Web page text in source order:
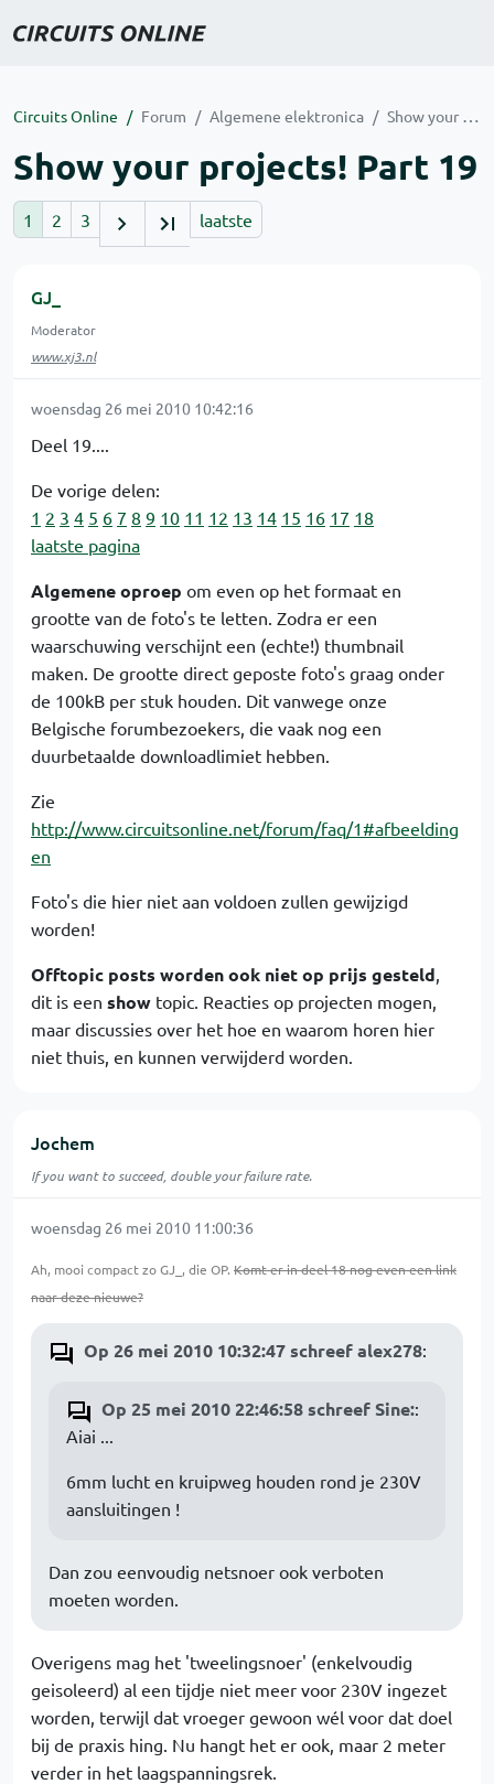
Circuits Online Forum Algemene elektronica Show your projects! Part 19
Show your projects! Part 19
1 2 3 laatste
GJ_
Moderator
www.xj3.nl
woensdag 26 mei 2010 10:42:16
Deel 19....
De vorige delen:
1 2 3 4 5 6 7 8 9 10 11 12 13 14 15 16 17 18
laatste pagina
Algemene oproep om even op het formaat en
grootte van de foto's te letten. Zodra er een
waarschuwing verschijnt een (echte!) thumbnail
maken. De grootte direct geposte foto's graag onder
de 100kB per stuk houden. Dit vanwege onze
Belgische forumbezoekers, die vaak nog een
duurbetaalde downloadlimiet hebben.
Zie
http://www.circuitsonline.net/forum/faq/1#afbeelding
en
Foto's die hier niet aan voldoen zullen gewijzigd
worden!
Offtopic posts worden ook niet op prijs gesteld,
dit is een show topic. Reacties op projecten mogen,
maar discussies over het hoe en waarom horen hier
niet thuis, en kunnen verwijderd worden.
Jochem
If you want to succeed, double your failure rate.
woensdag 26 mei 2010 11:00:36
Ah, mooi compact zo GJ_, die OP. Komt er in deel 18 nog even een link
naar deze nieuwe?
Op 26 mei 2010 10:32:47 schreef alex278:
Op 25 mei 2010 22:46:58 schreef Sine::
Aiai ...
6mm lucht en kruipweg houden rond je 230V
aansluitingen !
Dan zou eenvoudig netsnoer ook verboten
moeten worden.
Overigens mag het 'tweelingsnoer' (enkelvoudig
geisoleerd) al een tijdje niet meer voor 230V ingezet
worden, terwijl dat vroeger gewoon wél voor dat doel
bij de praxis hing. Nu hangt het er ook, maar 2 meter
verder in het laagspanningsrek.